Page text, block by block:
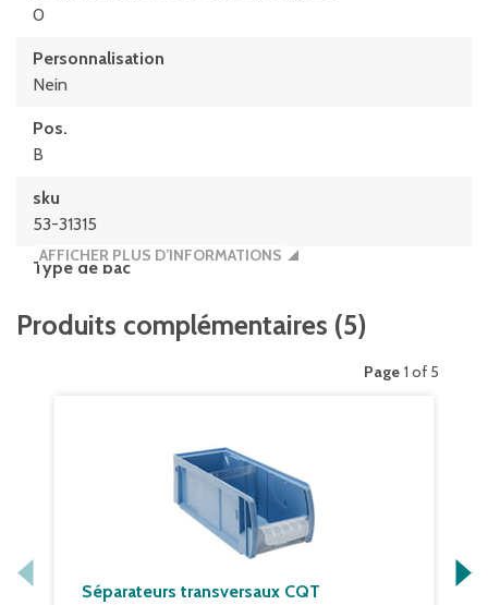
0
Personnalisation
Nein
Pos.
B
sku
53-31315
Type de bac
Volume
AFFICHER PLUS D’INFORMATIONS
Produits complémentaires (5)
Page 1 of 5
Séparateurs transversaux CQT